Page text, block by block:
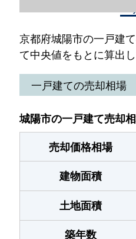
京都府城陽市の一戸建
て中央値をもとに算出し
一戸建ての売却相場
城陽市の一戸建て売却
売却価格相場
建物面積
土地面積
築年数